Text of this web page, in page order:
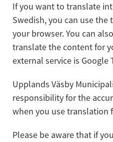
If you want to translate
Swedish, you can use
your browser. You can
translate the content for
external service is Google
Upplands Väsby
responsibility for the
when you use translation
Please be aware that if